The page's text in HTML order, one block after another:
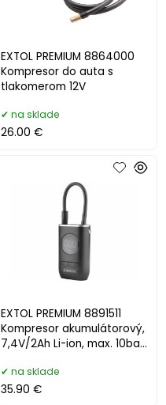
EXTOL PREMIUM 8864000
Kompresor do auta s
tlakomerom 12V
na sklade
26.00 €
EXTOL PREMIUM 8891511
Kompresor akumulátorový,
7,4V/2Ah Li-ion, max. 10bar,
na sklade
35.90 €